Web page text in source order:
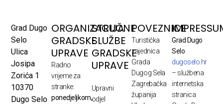
Grad Dugo
Selo
Ulica
Josipa
Zorića 1
10370
Dugo Selo
ORGANIZACIJA
GRADSKE
UPRAVE
Radno
vrijeme za
stranke:
ponedjeljkom,
STRUČNE
SLUŽBE
GRADSKE
UPRAVE
Upravni
odjel
POVEZNICE
Turistička
zajednica
Grada
Dugog Sela
Zagrebačka
županija
Grad Dugo
Selo
dugoselo.hr
– službena
internetska
stranica